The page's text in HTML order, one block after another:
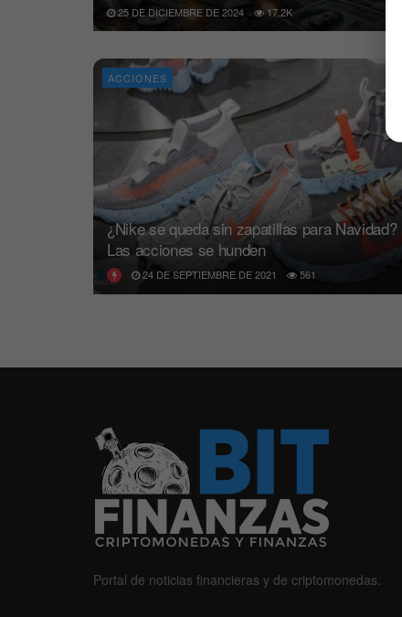
25 DE DICIEMBRE DE 2024 17.2K
ACCIONES
¿Nike se queda sin zapatillas para Navidad?
Las acciones se hunden
24 DE SEPTIEMBRE DE 2021 561
Portal de noticias financieras y de criptomonedas.